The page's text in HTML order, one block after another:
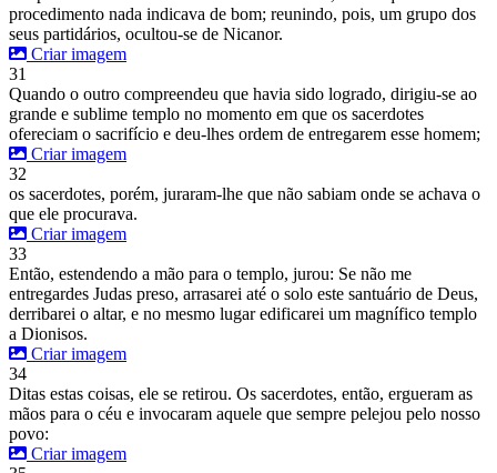
procedimento nada indicava de bom; reunindo, pois, um grupo dos
seus partidários, ocultou-se de Nicanor.
Criar imagem
31
Quando o outro compreendeu que havia sido logrado, dirigiu-se ao
grande e sublime templo no momento em que os sacerdotes
ofereciam o sacrifício e deu-lhes ordem de entregarem esse homem;
Criar imagem
32
os sacerdotes, porém, juraram-lhe que não sabiam onde se achava o
que ele procurava.
Criar imagem
33
Então, estendendo a mão para o templo, jurou: Se não me
entregardes Judas preso, arrasarei até o solo este santuário de Deus,
derribarei o altar, e no mesmo lugar edificarei um magnífico templo
a Dionisos.
Criar imagem
34
Ditas estas coisas, ele se retirou. Os sacerdotes, então, ergueram as
mãos para o céu e invocaram aquele que sempre pelejou pelo nosso
povo:
Criar imagem